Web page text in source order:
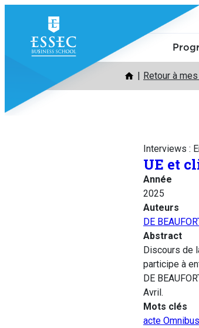
contenu
Retour à
Interviews :
UE et
Année
2025
Auteurs
DE
Abstract
Discours de
participe à
DE
Avril.
Mots clés
acte Omnibus